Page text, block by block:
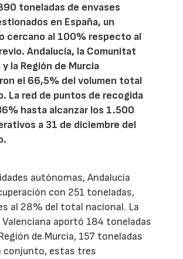
toneladas de envases
en España, un
cercano al 100% respecto al
Andalucía, la Comunitat
la Región de Murcia
el 66,5% del volumen total
La red de puntos de recogida
hasta alcanzar los 1.500
a 31 de diciembre del
autónomas, Andalucía
con 251 toneladas,
al 28% del total nacional. La
aportó 184 toneladas
de Murcia, 157 toneladas
conjunto, estas tres